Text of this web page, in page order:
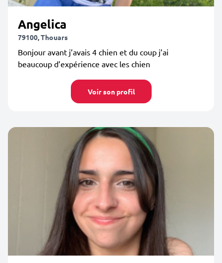
Angelica
79100, Thouars
Bonjour avant j’avais 4 chien et du coup j’ai
beaucoup d’expérience avec les chien
Voir son profil